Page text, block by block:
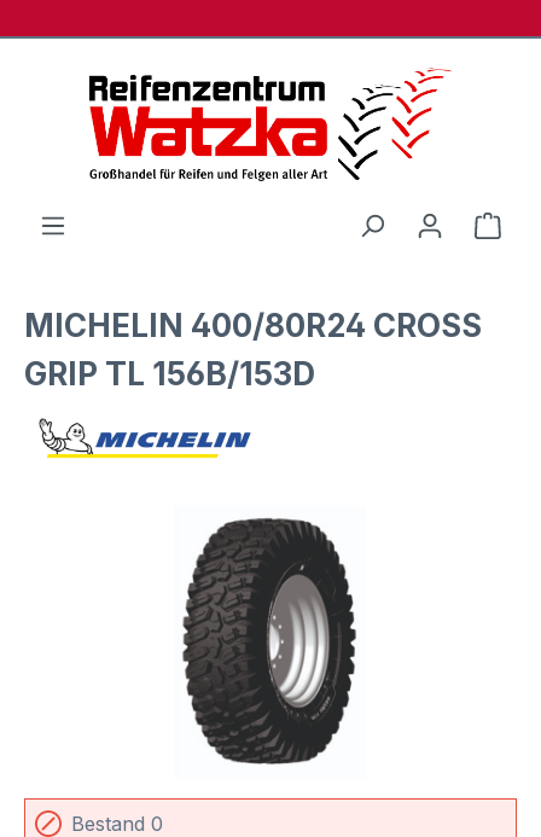
MICHELIN 400/80R24 CROSS
GRIP TL 156B/153D
Bildergalerie überspringen
Bestand 0